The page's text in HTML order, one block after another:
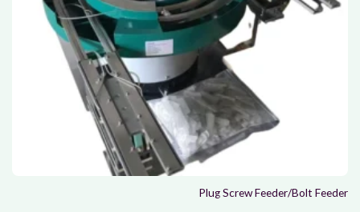
Plug Screw Feeder/Bolt Feeder